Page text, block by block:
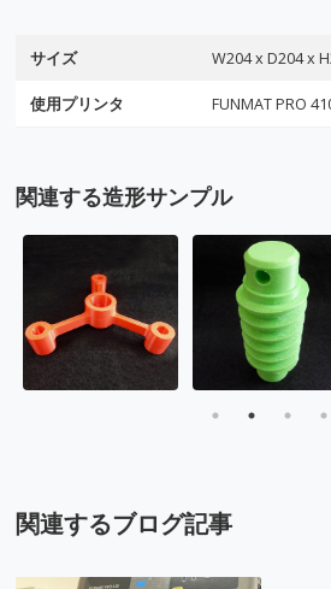
サイズ W204 x D204 x
使用プリンタ FUNMAT PRO
関連する造形サンプル
関連するブログ記事